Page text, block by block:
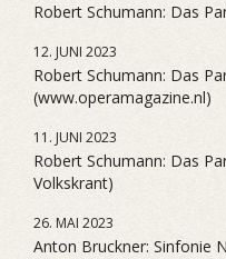
Robert Schumann: Das
12. JUNI 2023
Robert Schumann: Das
(www.operamagazine.nl)
11. JUNI 2023
Robert Schumann: Das
Volkskrant)
26. MAI 2023
Anton Bruckner: Sinfonie